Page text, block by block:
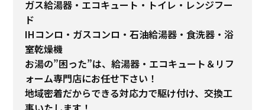
ガス給湯器・エコキュート・トイレ・レンジフー
ド
IHコンロ・ガスコンロ・石油給湯器・食洗器・浴
室乾燥機
お湯の”困った”は、給湯器・エコキュート＆リフ
ォーム専門店にお任せ下さい！
地域密着だからできる対応力で駆け付け、交換工